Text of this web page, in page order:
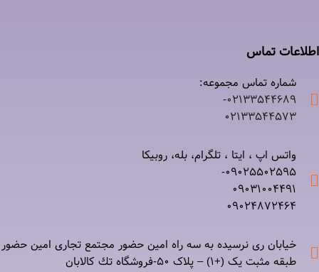
اطلاعات تماس
شماره تماس مجموعه:
۰۲۱٣٣٥٤٤٦٨٩-
۰٢١٣٣٥٤٤٥٧٣
واتس اپ ، ایتا ، تلگرام، بله، روبیکا
۰٩٠٢٥٥٠٢٥٩٥-
۰٩٠٣١٠٠٤٤٩١
۰٩٠٢۴۸۷٢۴۶۴
خیابان ری نرسيده به سه راه امين حضور مجتمع تجاری امين حضور
طبقه مثبت یک (+۱) – پلاک ٥٠-فروشگاه تك كالابان